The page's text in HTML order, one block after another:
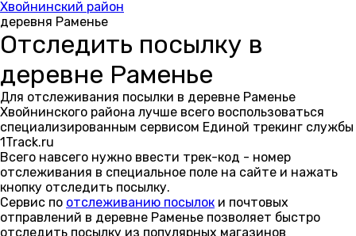
Хвойнинский район
деревня Раменье
Отследить посылку в
деревне Раменье
Для отслеживания посылки в деревне Раменье
Хвойнинского района лучше всего воспользоваться
специализированным сервисом Единой трекинг службы
1Track.ru
Всего навсего нужно ввести трек-код - номер
отслеживания в специальное поле на сайте и нажать
кнопку отследить посылку.
Сервис по отслеживанию посылок и почтовых
отправлений в деревне Раменье позволяет быстро
отследить посылку из популярных магазинов